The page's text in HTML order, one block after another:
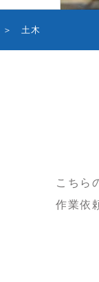
土木
こちら
作業依